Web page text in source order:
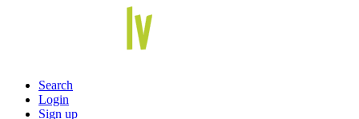
Search
Login
Sign up